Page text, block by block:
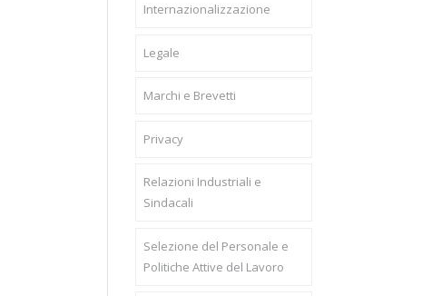
Internazionalizzazione
Legale
Marchi e Brevetti
Privacy
Relazioni Industriali e
Sindacali
Selezione del Personale e
Politiche Attive del Lavoro